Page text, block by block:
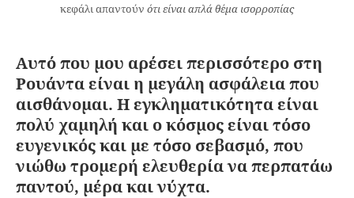
κεφάλι απαντούν ότι είναι απλά θέμα ισορροπίας
Αυτό που μου αρέσει περισσότερο στη
Ρουάντα είναι η μεγάλη ασφάλεια που
αισθάνομαι. Η εγκληματικότητα είναι
πολύ χαμηλή και ο κόσμος είναι τόσο
ευγενικός και με τόσο σεβασμό, που
νιώθω τρομερή ελευθερία να περπατάω
παντού, μέρα και νύχτα.